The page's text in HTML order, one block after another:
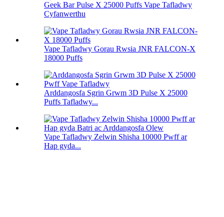
Geek Bar Pulse X 25000 Puffs Vape Tafladwy
Cyfanwerthu
Vape Tafladwy Gorau Rwsia JNR FALCON-X
18000 Puffs
Arddangosfa Sgrin Grwm 3D Pulse X 25000
Puffs Tafladwy...
Vape Tafladwy Zelwin Shisha 10000 Pwff ar
Hap gyda...